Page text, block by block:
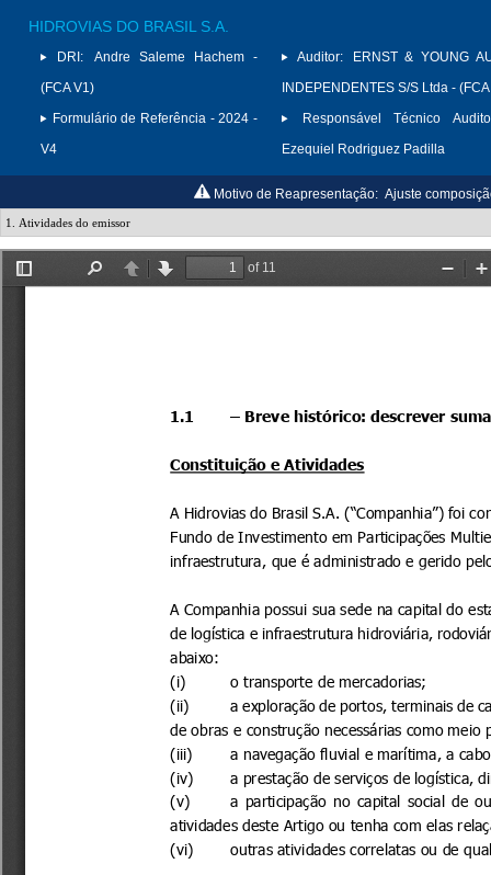
HIDROVIAS DO BRASIL S.A.
DRI:
Andre Saleme Hachem -
(FCA V1)
Formulário de Referência - 2024 -
V4
Auditor:
ERNST & YOUNG
INDEPENDENTES S/S Ltda -
Responsável Técnico
Ezequiel Rodriguez Padilla
Motivo de Reapresentação: Ajuste